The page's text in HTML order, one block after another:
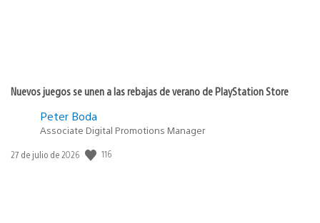
Nuevos juegos se unen a las rebajas de verano de PlayStation Store
Peter Boda
Associate Digital Promotions Manager
Fecha
27 de julio de 2026 116